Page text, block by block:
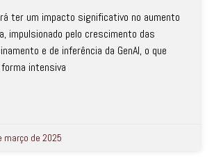
ter um impacto significativo no aumento
impulsionado pelo crescimento das
e de inferência da GenAI, o que
intensiva
março de 2025